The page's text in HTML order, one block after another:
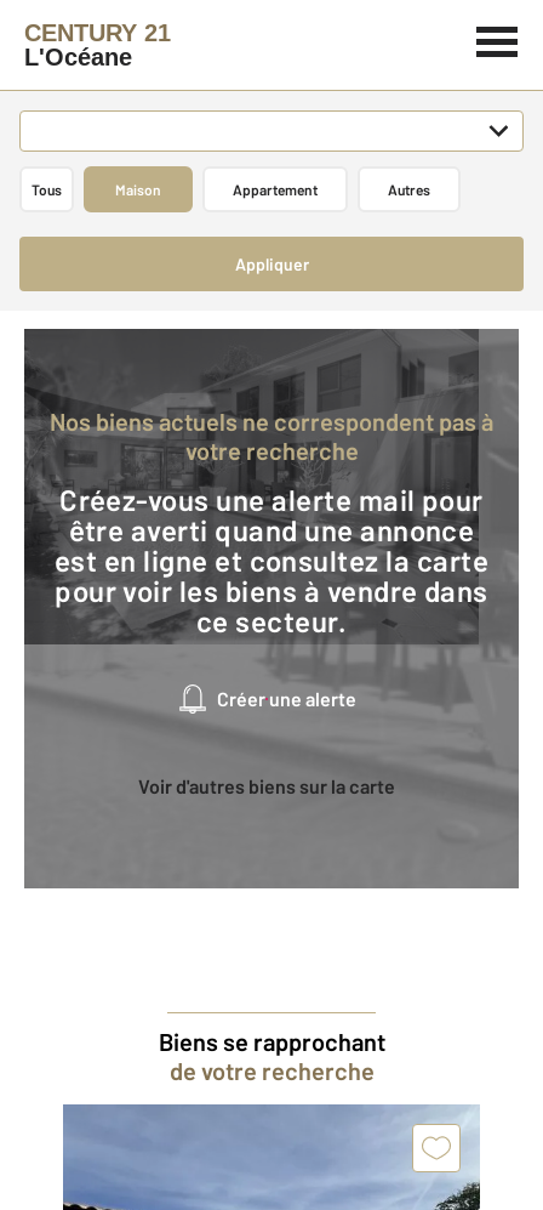
CENTURY 21
L'Océane
Tous Maison Appartement Autres
Appliquer
Nos biens actuels ne correspondent pas à
votre recherche
Créez-vous une alerte mail pour
être averti quand une annonce
est en ligne et consultez la carte
pour voir les biens à vendre dans
ce secteur.
Créer une alerte
Voir d'autres biens sur la carte
Biens se rapprochant
de votre recherche